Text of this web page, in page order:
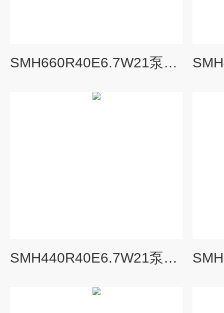
SMH660R40E6.7W21泵黄山地区螺杆泵
SMH440R40E6.7W21泵哪家比较好